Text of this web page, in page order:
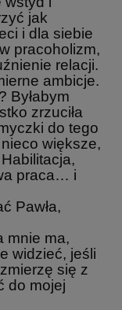
jak
i dla siebie
pracoholizm,
relacji.
ambicje.
Byłabym
zrzuciła
do tego
większe,
praca… i
Pawła,
ma,
widzieć, jeśli
się z
do mojej